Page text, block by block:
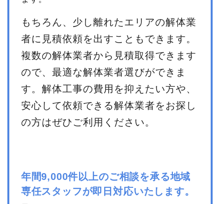
もちろん、少し離れたエリアの解体業
者に見積依頼を出すこともできます。
複数の解体業者から見積取得できます
ので、最適な解体業者選びができま
す。解体工事の費用を抑えたい方や、
安心して依頼できる解体業者をお探し
の方はぜひご利用ください。
年間9,000件以上のご相談を承る地域
専任スタッフが即日対応いたします。